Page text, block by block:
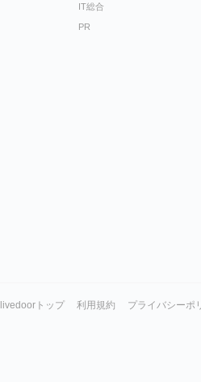
IT総合
PR
livedoorトップ 利用規約 プライバシーポ